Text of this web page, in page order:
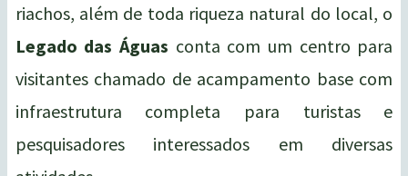
riachos, além de toda riqueza natural do local, o
Legado das Águas conta com um centro para
visitantes chamado de acampamento base com
infraestrutura completa para turistas e
pesquisadores interessados em diversas